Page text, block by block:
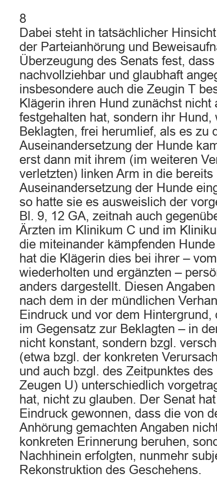
8
Dabei steht in tatsächlicher
der Parteianhörung und
Überzeugung des Senats fest,
nachvollziehbar und glaubhaft
insbesondere auch die Zeugin T
Klägerin ihren Hund zunächst nicht
festgehalten hat, sondern ihr Hund,
Beklagten, frei herumlief, als es zu
Auseinandersetzung der Hunde
erst dann mit ihrem (im weiteren
verletzten) linken Arm in die bereits
Auseinandersetzung der Hunde
so hatte sie es ausweislich der
Bl. 9, 12 GA, zeitnah auch
Ärzten im Klinikum C und im
die miteinander kämpfenden
hat die Klägerin dies bei ihrer –
wiederholten und ergänzten –
anders dargestellt. Diesen
nach dem in der mündlichen
Eindruck und vor dem
im Gegensatz zur Beklagten – in
nicht konstant, sondern bzgl.
(etwa bzgl. der konkreten
und auch bzgl. des Zeitpunktes
Zeugen U) unterschiedlich
hat, nicht zu glauben. Der Senat
Eindruck gewonnen, dass die von
Anhörung gemachten Angaben
konkreten Erinnerung beruhen,
Nachhinein erfolgten, nunmehr
Rekonstruktion des Geschehens.